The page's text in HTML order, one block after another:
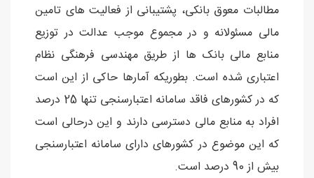
مطالبات معوق بانکی، پشتیبانی از فعالیت های تامین
مالی مسئولانه و در مجموع موجب عدالت در توزیع
منابع مالی بانک ها از طریق مهندسی فرهنگی نظام
اعتباری شده است. بطوریکه آمارها حاکی از این است
که در کشورهای فاقد سامانه اعتبارسنجی تنها 25 درصد
افراد به منابع مالی دسترسی دارند و این درحالی است
که این موضوع در کشورهای دارای سامانه اعتبارسنجی
بیش از 90 درصد است.